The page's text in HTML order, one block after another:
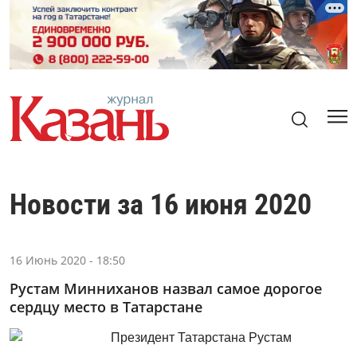
Новости за 16 июня 2020
16 Июнь 2020 - 18:50
Рустам Минниханов назвал самое дорогое
сердцу место в Татарстане
Президент Татарстана Рустам